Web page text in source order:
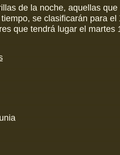
de la noche, aquellas
se clasificarán para el
que tendrá lugar el martes